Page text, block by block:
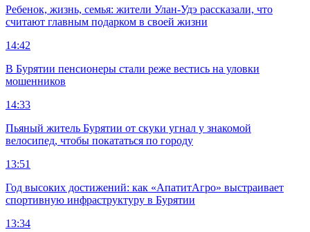
Ребенок, жизнь, семья: жители Улан-Удэ рассказали, что
считают главным подарком в своей жизни
14:42
В Бурятии пенсионеры стали реже вестись на уловки
мошенников
14:33
Пьяный житель Бурятии от скуки угнал у знакомой
велосипед, чтобы покататься по городу
13:51
Год высоких достижений: как «АпатитАгро» выстраивает
спортивную инфраструктуру в Бурятии
13:34